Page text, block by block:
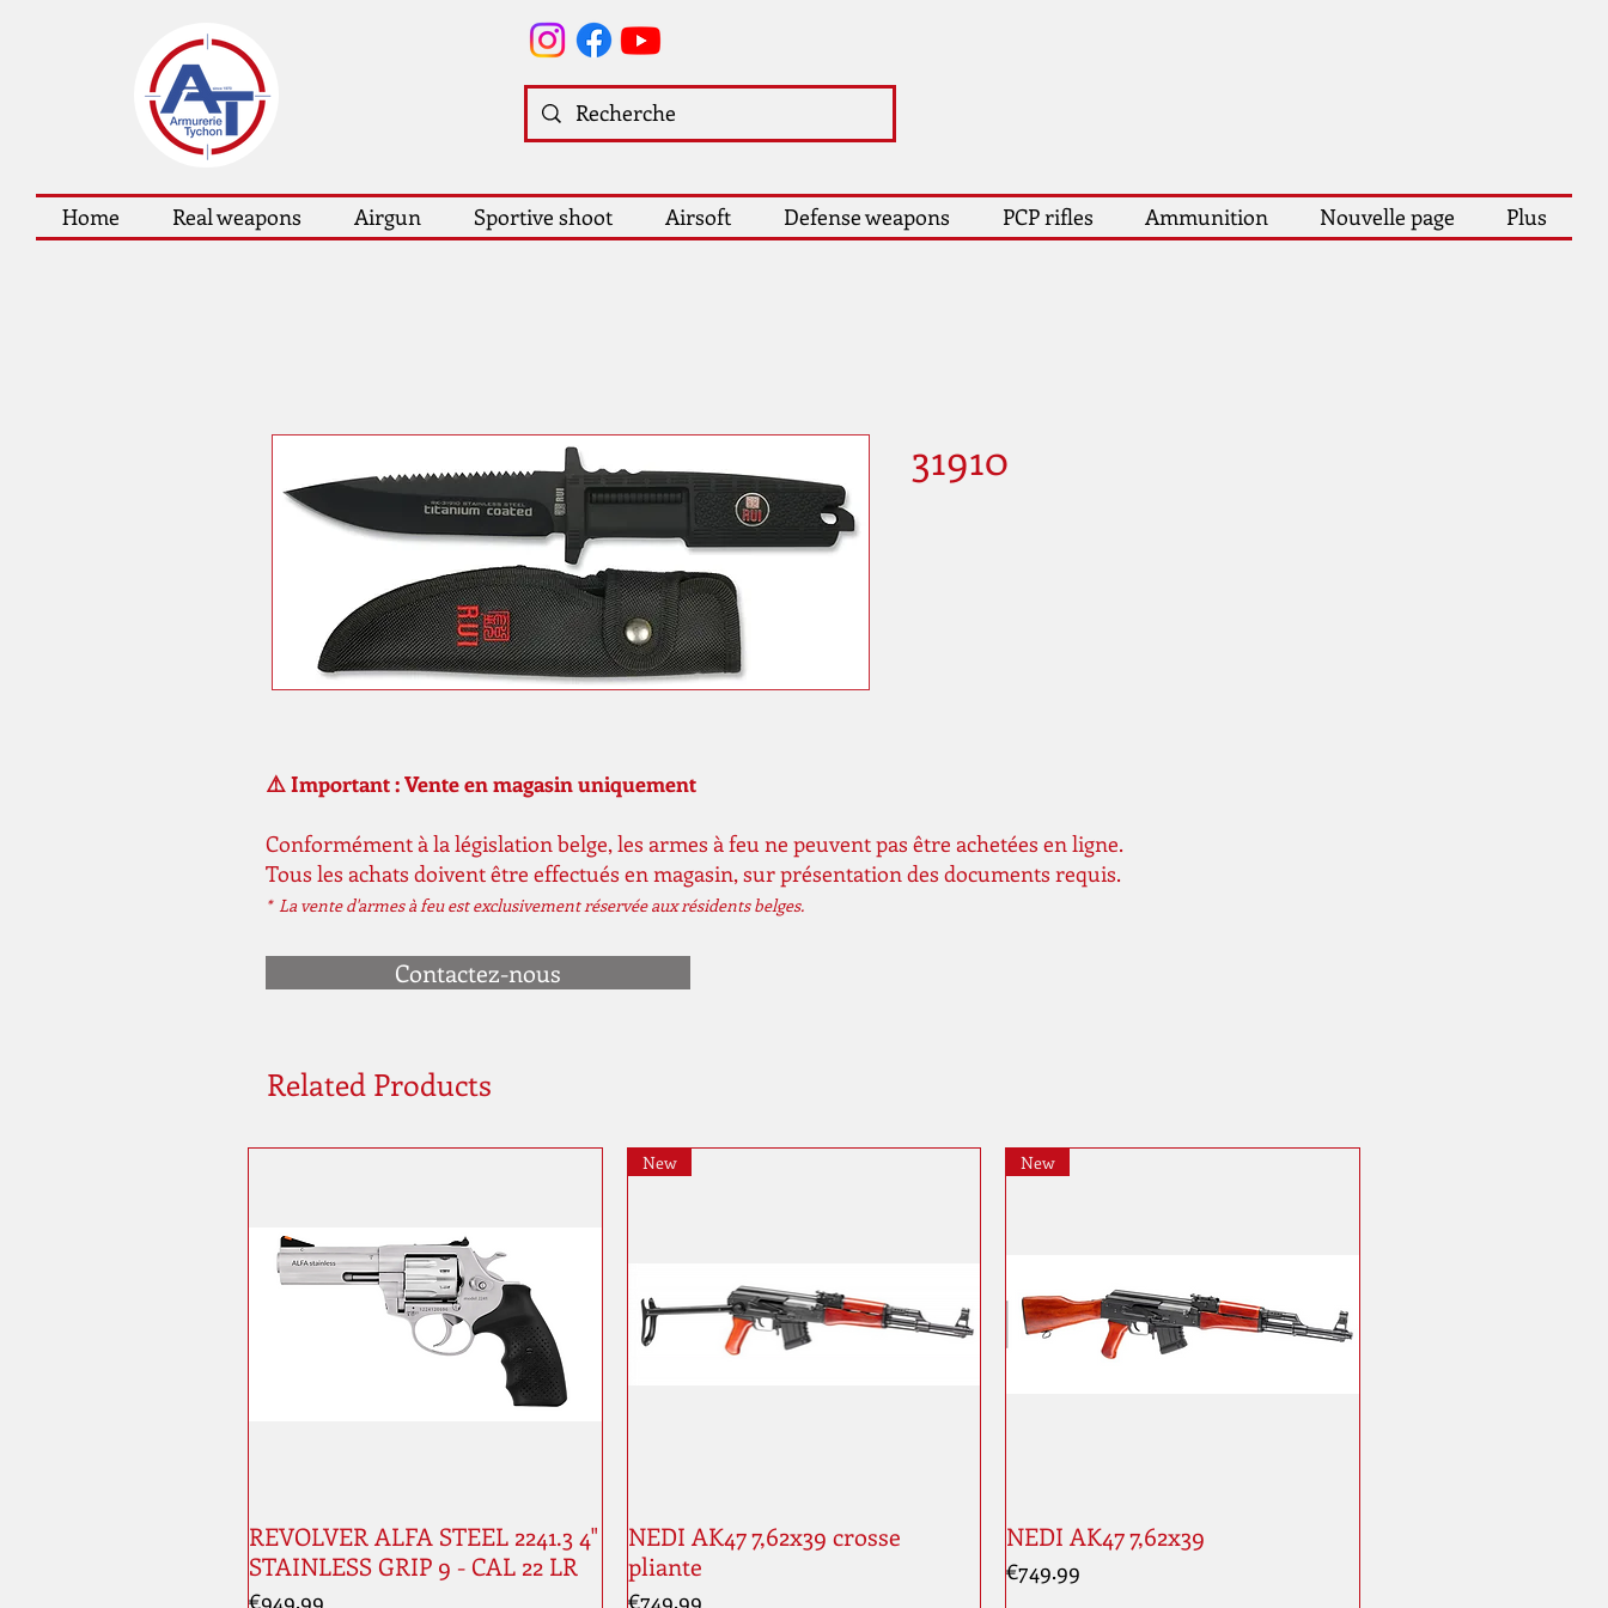
Home Real weapons Airgun Sportive shoot Airsoft Defense weapons PCP rifles Ammunition Nouvelle page Plus
31910
⚠️ Important : Vente en magasin uniquement
Conformément à la législation belge, les armes à feu ne peuvent pas être achetées en ligne.
Tous les achats doivent être effectués en magasin, sur présentation des documents requis.
* La vente d'armes à feu est exclusivement réservée aux résidents belges.
Contactez-nous
Related Products
REVOLVER ALFA STEEL 2241.3 4"
STAINLESS GRIP 9 - CAL 22 LR
Price
€949.99
New
NEDI AK47 7,62x39 crosse
pliante
Price
€749.99
New
NEDI AK47 7,62x39
Price
€749.99